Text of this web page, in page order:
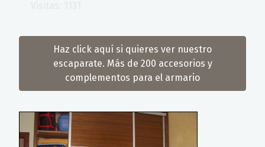
Haz click aquí si quieres ver nuestro
escaparate. Más de 200 accesorios y
complementos para el armario